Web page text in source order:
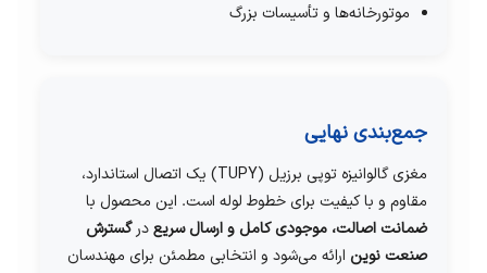
موتورخانه‌ها و تأسیسات بزرگ
جمع‌بندی نهایی
مغزی گالوانیزه توپی برزیل (TUPY) یک اتصال استاندارد،
مقاوم و با کیفیت برای خطوط لوله است. این محصول با
ضمانت اصالت، موجودی کامل و ارسال سریعدرگسترش
صنعت نوین ارائه می‌شود و انتخابی مطمئن برای مهندسان